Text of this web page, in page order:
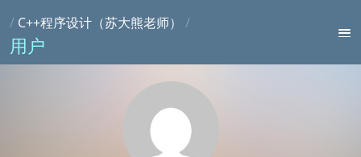
/ C++程序设计（苏大熊老师） /
用户